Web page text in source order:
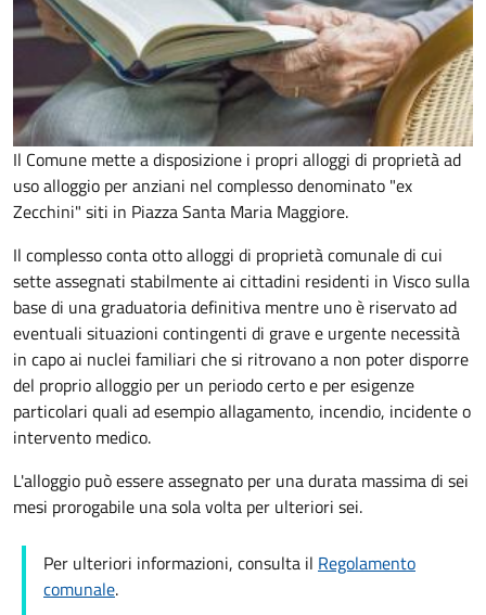
Il Comune mette a disposizione i propri alloggi di proprietà ad
uso alloggio per anziani nel complesso denominato "ex
Zecchini" siti in Piazza Santa Maria Maggiore.
Il complesso conta otto alloggi di proprietà comunale di cui
sette assegnati stabilmente ai cittadini residenti in Visco sulla
base di una graduatoria definitiva mentre uno è riservato ad
eventuali situazioni contingenti di grave e urgente necessità
in capo ai nuclei familiari che si ritrovano a non poter disporre
del proprio alloggio per un periodo certo e per esigenze
particolari quali ad esempio allagamento, incendio, incidente o
intervento medico.
L'alloggio può essere assegnato per una durata massima di sei
mesi prorogabile una sola volta per ulteriori sei.
Per ulteriori informazioni, consulta il Regolamento
comunale.